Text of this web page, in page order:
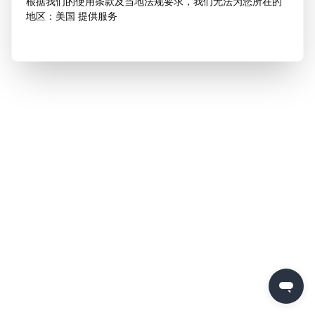
地区：美国 提供服务